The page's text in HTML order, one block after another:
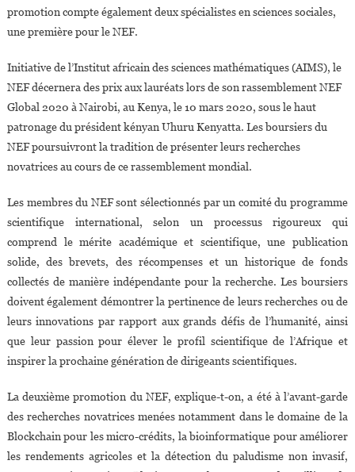
promotion compte également deux spécialistes en sciences sociales,
une première pour le NEF.
Initiative de l’Institut africain des sciences mathématiques (AIMS), le
NEF décernera des prix aux lauréats lors de son rassemblement NEF
Global 2020 à Nairobi, au Kenya, le 10 mars 2020, sous le haut
patronage du président kényan Uhuru Kenyatta. Les boursiers du
NEF poursuivront la tradition de présenter leurs recherches
novatrices au cours de ce rassemblement mondial.
Les membres du NEF sont sélectionnés par un comité du programme
scientifique international, selon un processus rigoureux qui
comprend le mérite académique et scientifique, une publication
solide, des brevets, des récompenses et un historique de fonds
collectés de manière indépendante pour la recherche. Les boursiers
doivent également démontrer la pertinence de leurs recherches ou de
leurs innovations par rapport aux grands défis de l’humanité, ainsi
que leur passion pour élever le profil scientifique de l’Afrique et
inspirer la prochaine génération de dirigeants scientifiques.
La deuxième promotion du NEF, explique-t-on, a été à l’avant-garde
des recherches novatrices menées notamment dans le domaine de la
Blockchain pour les micro-crédits, la bioinformatique pour améliorer
les rendements agricoles et la détection du paludisme non invasif,